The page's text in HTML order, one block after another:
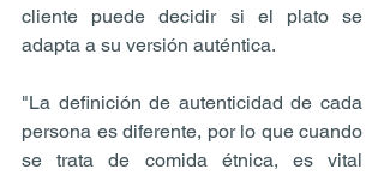
cliente puede decidir si el plato se
adapta a su versión auténtica.
"La definición de autenticidad de cada
persona es diferente, por lo que cuando
se trata de comida étnica, es vital